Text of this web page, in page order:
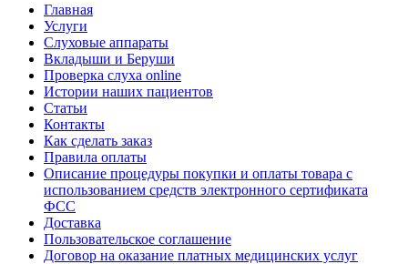
Главная
Услуги
Слуховые аппараты
Вкладыши и Беруши
Проверка слуха online
Истории наших пациентов
Статьи
Контакты
Как сделать заказ
Правила оплаты
Описание процедуры покупки и оплаты товара с
использованием средств электронного сертификата
ФСС
Доставка
Пользовательское соглашение
Договор на оказание платных медицинских услуг